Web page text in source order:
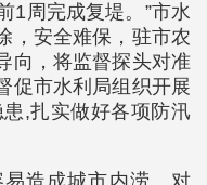
1周完成复堤。”市水
，安全难保，驻市农
向，将监督探头对准
促市水利局组织开展
,扎实做好各项防汛
造成城市内涝。对